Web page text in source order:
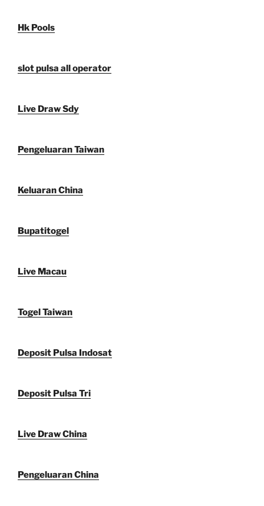
Hk Pools
slot pulsa all operator
Live Draw Sdy
Pengeluaran Taiwan
Keluaran China
Bupatitogel
Live Macau
Togel Taiwan
Deposit Pulsa Indosat
Deposit Pulsa Tri
Live Draw China
Pengeluaran China